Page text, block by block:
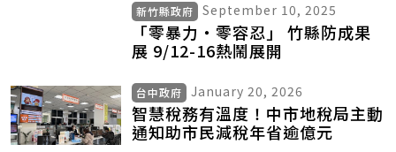
新竹縣政府 September 10, 2025
「零暴力‧零容忍」 竹縣防成果
展 9/12-16熱鬧展開
台中政府 January 20, 2026
智慧稅務有溫度！中市地稅局主動
通知助市民減稅年省逾億元